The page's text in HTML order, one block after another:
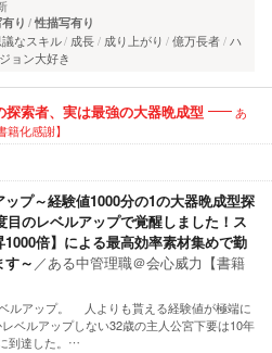
り 性描写有り
なスキル 成長 成り上がり 億万長者 ハ
ョン大好き
探索者、実は最強の大器晩成型
あ
化感謝】
プ～経験値1000分の1の大器晩成型探
目のレベルアップで覚醒しました！ス
倍】による最高効率素材集めで勤
～ ／ある中管理職＠会心威力【書籍
ルアップ。 人よりも貰える経験値が極端に
ベルアップしない32歳の主人公宮下要は10年
到達した。…